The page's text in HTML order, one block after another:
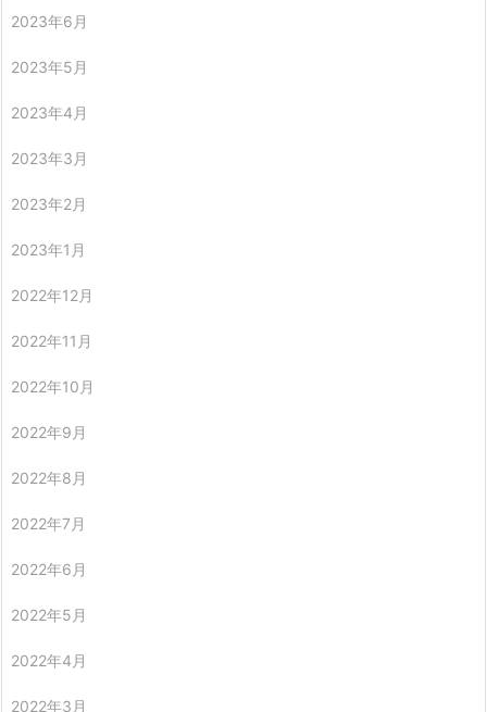
2023年6月
2023年5月
2023年4月
2023年3月
2023年2月
2023年1月
2022年12月
2022年11月
2022年10月
2022年9月
2022年8月
2022年7月
2022年6月
2022年5月
2022年4月
2022年3月